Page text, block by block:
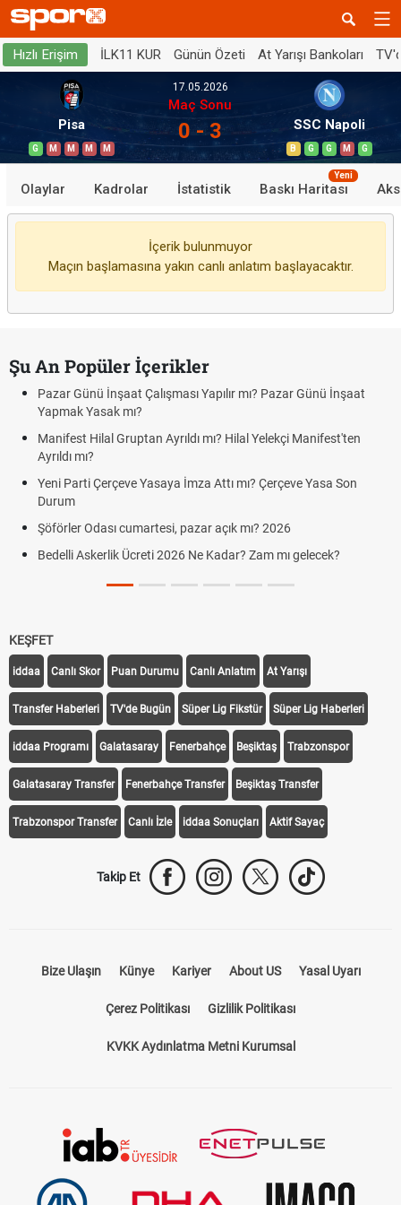
Hızlı Erişim İLK11 KUR Günün Özeti At Yarışı Bankoları
Pisa
G M M M M
17.05.2026
Maç Sonu
0 - 3 SSC Napoli
B G G M G
Olaylar Kadrolar İstatistik Baskı Haritası
Yeni
İçerik bulunmuyor
Maçın başlamasına yakın canlı anlatım başlayacaktır.
Şu An Popüler İçerikler
Pazar Günü İnşaat Çalışması Yapılır mı? Pazar Günü İnşaat
Yapmak Yasak mı?
Manifest Hilal Gruptan Ayrıldı mı? Hilal Yelekçi Manifest'ten
Ayrıldı mı?
Yeni Parti Çerçeve Yasaya İmza Attı mı? Çerçeve Yasa Son
Durum
Şöförler Odası cumartesi, pazar açık mı? 2026
Bedelli Askerlik Ücreti 2026 Ne Kadar? Zam mı gelecek?
KEŞFET
iddaa Canlı Skor Puan Durumu Canlı Anlatım At Yarışı
Transfer Haberleri TV'de Bugün Süper Lig Fikstür Süper Lig Haberleri
iddaa Programı Galatasaray Fenerbahçe Beşiktaş Trabzonspor
Galatasaray Transfer Fenerbahçe Transfer Beşiktaş Transfer
Trabzonspor Transfer Canlı İzle iddaa Sonuçları Aktif Sayaç
Takip Et
Bize Ulaşın Künye Kariyer About US Yasal Uyarı
Çerez Politikası Gizlilik Politikası
KVKK Aydınlatma Metni Kurumsal